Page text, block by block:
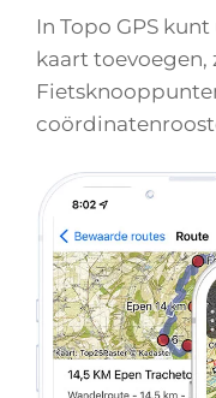
In Topo GPS
kaart